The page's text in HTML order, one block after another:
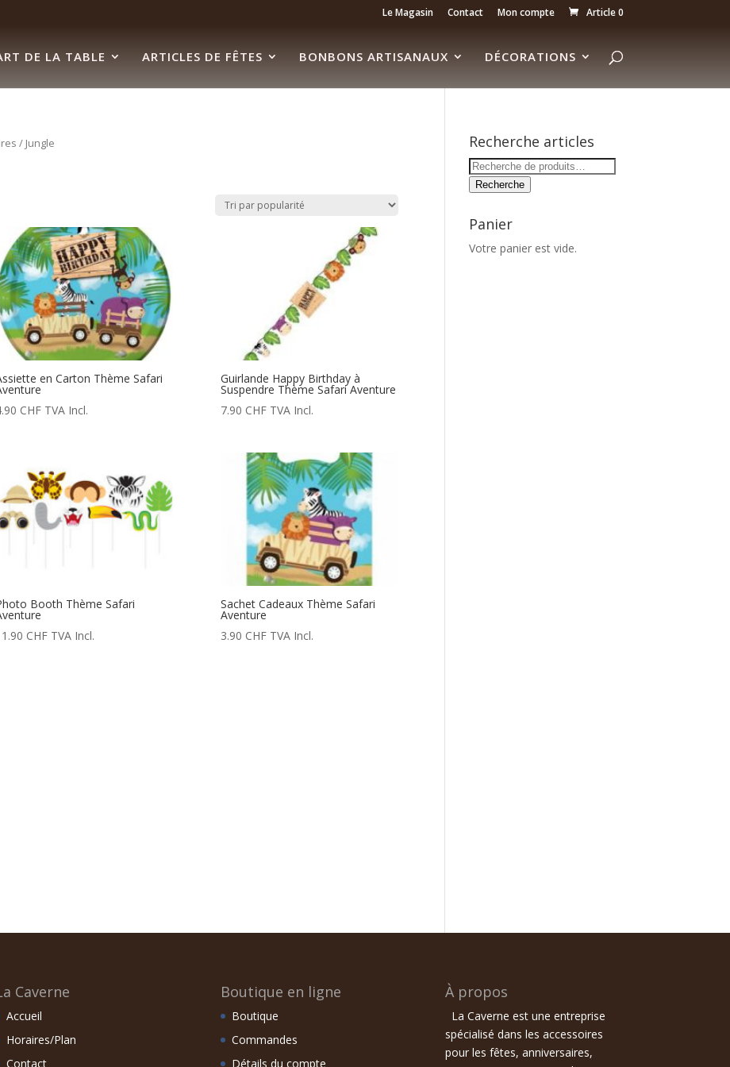
Le Magasin Contact Mon compte Article 0
DE LA TABLE ARTICLES DE FÊTES BONBONS ARTISANAUX DÉCORATIONS
/ Jungle
en Carton Thème Safari
CHF TVA Incl.
Guirlande Happy Birthday à
Suspendre Thème Safari Aventure
7.90 CHF TVA Incl.
Booth Thème Safari
CHF TVA Incl.
Sachet Cadeaux Thème Safari
Aventure
3.90 CHF TVA Incl.
Recherche articles
Recherche
pour :
Recherche
Panier
Votre panier est vide.
Caverne
Accueil
Horaires/Plan
Contact
Boutique en ligne
Boutique
Commandes
Détails du compte
À propos
La Caverne est une entreprise
spécialisé dans les accessoires
pour les fêtes, anniversaires,